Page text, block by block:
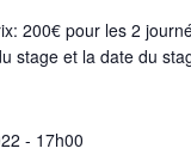
200€ pour les 2
stage et la date du
- 17h00